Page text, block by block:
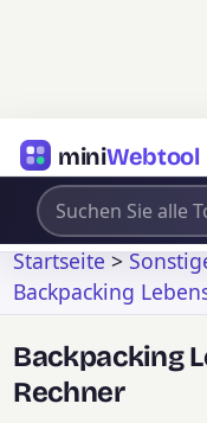
miniWebtool
Startseite>
Backpacking
Backpacking
Rechner